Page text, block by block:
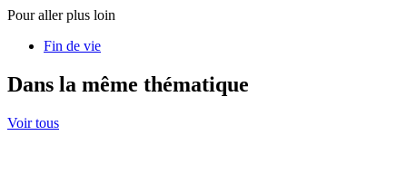
Pour aller plus loin
Fin de vie
Dans la même thématique
Voir tous